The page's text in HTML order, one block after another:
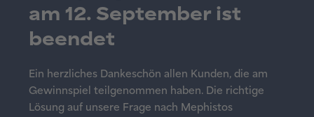
am 12. September ist
beendet
Ein herzliches Dankeschön allen Kunden, die am
Gewinnspiel teilgenommen haben. Die richtige
Lösung auf unsere Frage nach Mephistos